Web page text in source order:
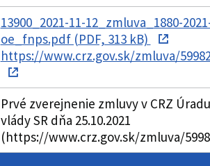
13900_2021-11-12_zmluva_1880-
oe_fnps.pdf (PDF, 313 kB)
https://www.crz.gov.sk/zmluva/
Prvé zverejnenie zmluvy v CRZ Úradu
vlády SR dňa 25.10.2021
(https://www.crz.gov.sk/zmluva/